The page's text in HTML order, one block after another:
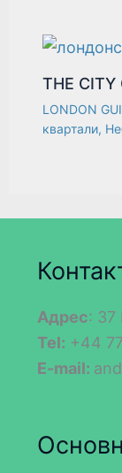
THE CITY
LONDON
квартали,
Адрес: 37
Tel: +44
E-mail: